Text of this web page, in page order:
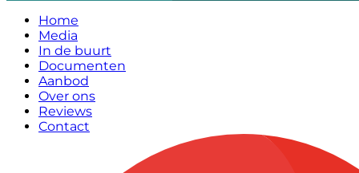
Home
Media
In de buurt
Documenten
Aanbod
Over ons
Reviews
Contact